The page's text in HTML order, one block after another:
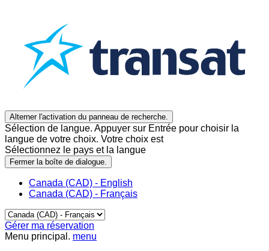
Alterner l'activation du panneau de recherche.
Sélection de langue. Appuyer sur Entrée pour choisir la
langue de votre choix. Votre choix est
Sélectionnez le pays et la langue
Fermer la boîte de dialogue.
Canada (CAD) - English
Canada (CAD) - Français
Gérer ma réservation
Menu principal. menu